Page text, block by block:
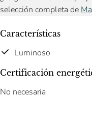
selección completa de
Características
Luminoso
Certificación
No necesaria